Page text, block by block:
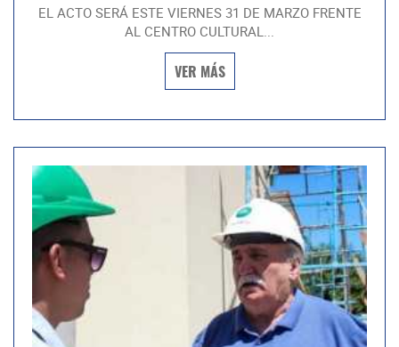
EL ACTO SERÁ ESTE VIERNES 31 DE MARZO FRENTE
AL CENTRO CULTURAL...
VER MÁS